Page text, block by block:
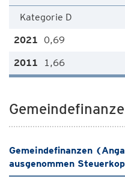
Kategorie D
0,69
1,66
Gemeindefinanzen
ausgenommen